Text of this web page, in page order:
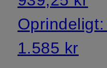
1.585 kr